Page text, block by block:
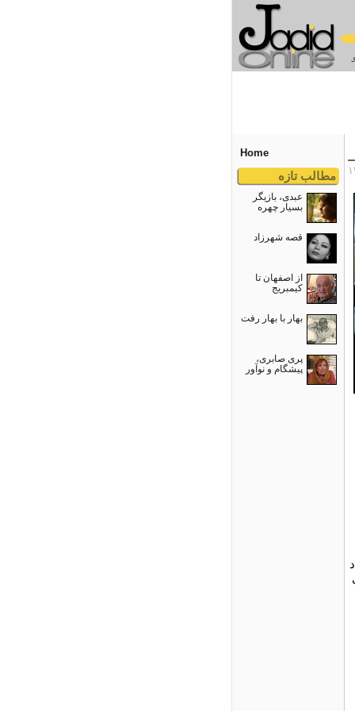
Home
مطالب تازه
عبدی، بازیگر
بسیار چهره
قصه شهرزاد
از اصفهان تا
کیمبریج
بهار با بهار رفت
پری صابری،
پیشگام و نوآور